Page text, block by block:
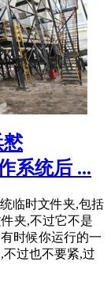
系统后 ...
临时文件夹,包括
夹,不过它不是
时候你运行的一
过也不要紧,过